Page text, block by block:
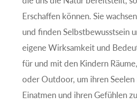
Erschaffen können. Sie
und finden Selbstbewusstsein
eigene Wirksamkeit und
für und mit den Kindern
oder Outdoor, um ihren Seelen
Einatmen und ihren Gefühlen